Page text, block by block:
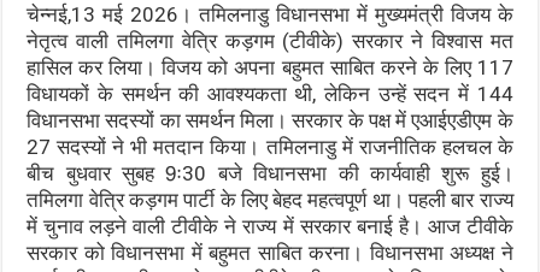
चेन्नई,13 मई 2026। तमिलनाडु विधानसभा में मुख्यमंत्री विजय के
नेतृत्व वाली तमिलगा वेत्रि कड़गम (टीवीके) सरकार ने विश्वास मत
हासिल कर लिया। विजय को अपना बहुमत साबित करने के लिए 117
विधायकों के समर्थन की आवश्यकता थी, लेकिन उन्हें सदन में 144
विधानसभा सदस्यों का समर्थन मिला। सरकार के पक्ष में एआईएडीएम के
27 सदस्यों ने भी मतदान किया। तमिलनाडु में राजनीतिक हलचल के
बीच बुधवार सुबह 9ः30 बजे विधानसभा की कार्यवाही शुरू हुई।
तमिलगा वेत्रि कड़गम पार्टी के लिए बेहद महत्वपूर्ण था। पहली बार राज्य
में चुनाव लड़ने वाली टीवीके ने राज्य में सरकार बनाई है। आज टीवीके
सरकार को विधानसभा में बहुमत साबित करना। विधानसभा अध्यक्ष ने